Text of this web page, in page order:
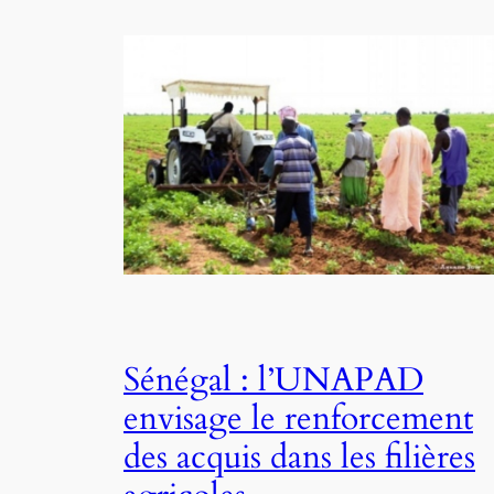
Sénégal : l’UNAPAD
envisage le renforcement
des acquis dans les filières